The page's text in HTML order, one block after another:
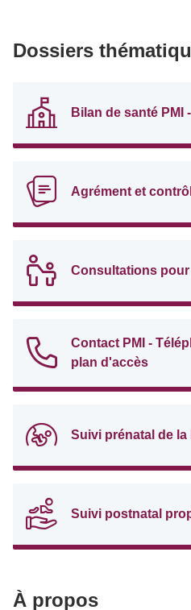
Dossiers
Bilan de santé PMI
Agrément et
Consultations pour
Contact PMI -
plan d'accès
Suivi prénatal de la
Suivi postnatal
À propos